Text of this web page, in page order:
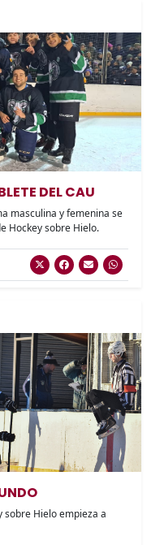
DEL CAU
masculina y femenina se
Hockey sobre Hielo.
sobre Hielo empieza a